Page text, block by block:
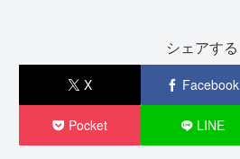
シェアする
X Facebook
Pocket LINE